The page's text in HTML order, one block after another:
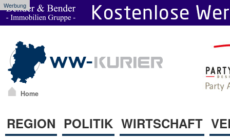
Werbung
Home
REGION POLITIK WIRTSCHAFT